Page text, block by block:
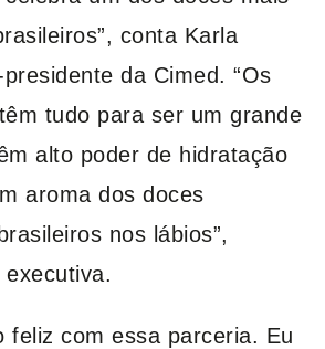
conta Karla
da Cimed. “Os
tudo para ser um grande
alto poder de hidratação
aroma dos doces
nos lábios”,
feliz com essa parceria. Eu